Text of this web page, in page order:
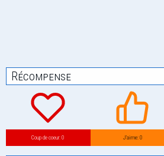
Récompense
Coup de coeur: 0 J’aime: 0